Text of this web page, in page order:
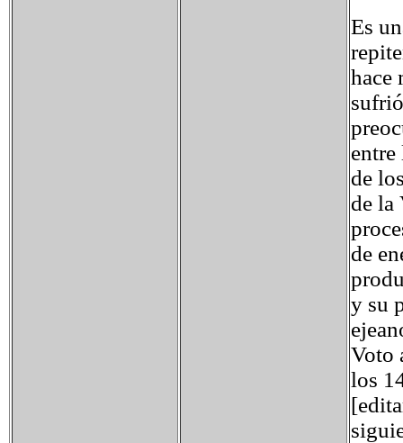
Es
hace
de
de la
de
y su
Voto
los